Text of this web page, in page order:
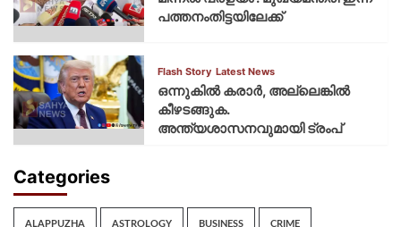
പത്തനംതിട്ടയിലേക്ക്
Flash Story Latest News
ഒന്നുകില്‍ കരാര്‍, അല്ലെങ്കില്‍
കീഴടങ്ങുക.
അന്ത്യശാസനവുമായി ട്രംപ്
Categories
ALAPPUZHA ASTROLOGY BUSINESS CRIME